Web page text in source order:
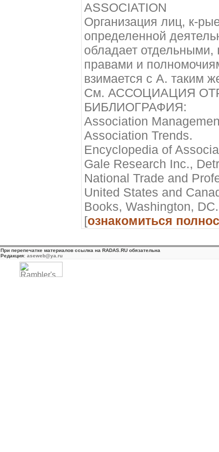
ASSOCIATION
Организация лиц, к-
определенной
обладает
правами и
взимается с А. таким
См. АССОЦИАЦИЯ
БИБЛИОГРАФИЯ:
Association
Association Trends.
Encyclopedia of
Gale Research Inc.,
National Trade and
United States and
Books, Washington,
[ознакомиться
При перепечатке материалов ссылка на RADAS.RU обязательна
Редакция: aseweb@ya.ru